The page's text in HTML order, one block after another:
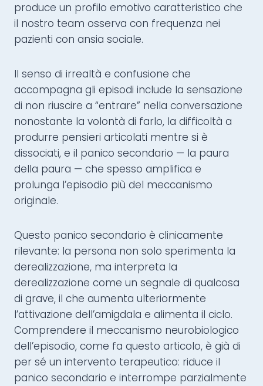
produce un profilo emotivo caratteristico che
il nostro team osserva con frequenza nei
pazienti con ansia sociale.
Il senso di irrealtà e confusione che
accompagna gli episodi include la sensazione
di non riuscire a “entrare” nella conversazione
nonostante la volontà di farlo, la difficoltà a
produrre pensieri articolati mentre si è
dissociati, e il panico secondario — la paura
della paura — che spesso amplifica e
prolunga l’episodio più del meccanismo
originale.
Questo panico secondario è clinicamente
rilevante: la persona non solo sperimenta la
derealizzazione, ma interpreta la
derealizzazione come un segnale di qualcosa
di grave, il che aumenta ulteriormente
l’attivazione dell’amigdala e alimenta il ciclo.
Comprendere il meccanismo neurobiologico
dell’episodio, come fa questo articolo, è già di
per sé un intervento terapeutico: riduce il
panico secondario e interrompe parzialmente